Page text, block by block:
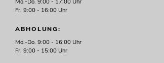
Fr. 9:00 - 16:00 Uhr
ABHOLUNG:
Mo.-Do. 9:00 - 16:00 Uhr
Fr. 9:00 - 15:00 Uhr